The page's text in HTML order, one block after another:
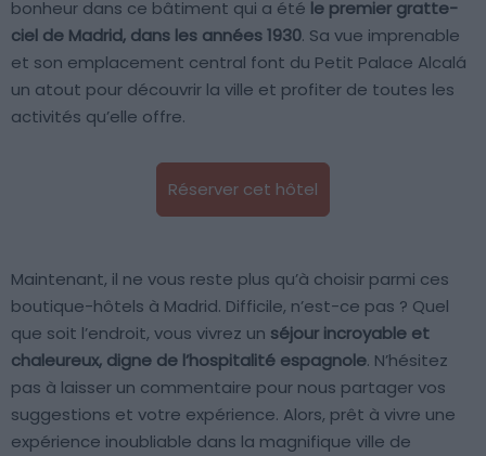
bonheur dans ce bâtiment qui a été le premier gratte-
ciel de Madrid, dans les années 1930. Sa vue imprenable
et son emplacement central font du Petit Palace Alcalá
un atout pour découvrir la ville et profiter de toutes les
activités qu’elle offre.
Réserver cet hôtel
Maintenant, il ne vous reste plus qu’à choisir parmi ces
boutique-hôtels à Madrid. Difficile, n’est-ce pas ? Quel
que soit l’endroit, vous vivrez un séjour incroyable et
chaleureux, digne de l’hospitalité espagnole. N’hésitez
pas à laisser un commentaire pour nous partager vos
suggestions et votre expérience. Alors, prêt à vivre une
expérience inoubliable dans la magnifique ville de